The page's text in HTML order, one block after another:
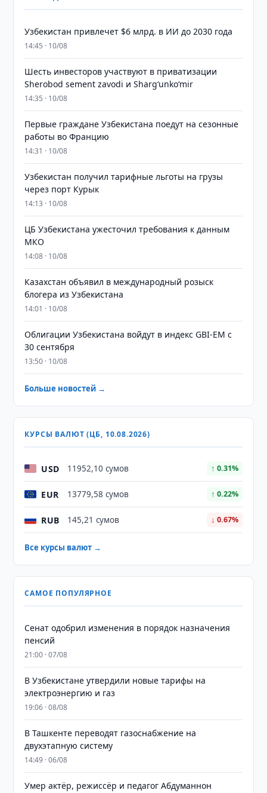
Узбекистан привлечет $6 млрд. в ИИ до 2030 года
14:45 · 10/08
Шесть инвесторов участвуют в приватизации
Sherobod sement zavodi и Shargʻunkoʻmir
14:35 · 10/08
Первые граждане Узбекистана поедут на сезонные
работы во Францию
14:31 · 10/08
Узбекистан получил тарифные льготы на грузы
через порт Курык
14:13 · 10/08
ЦБ Узбекистана ужесточил требования к данным
МКО
14:08 · 10/08
Казахстан объявил в международный розыск
блогера из Узбекистана
14:01 · 10/08
Облигации Узбекистана войдут в индекс GBI-EM с
30 сентября
13:50 · 10/08
Больше новостей →
КУРСЫ ВАЛЮТ (ЦБ, 10.08.2026)
USD 11952,10 сумов ↑ 0.31%
EUR 13779,58 сумов ↑ 0.22%
RUB 145,21 сумов ↓ 0.67%
Все курсы валют →
САМОЕ ПОПУЛЯРНОЕ
Сенат одобрил изменения в порядок назначения
пенсий
21:00 · 07/08
В Узбекистане утвердили новые тарифы на
электроэнергию и газ
19:06 · 08/08
В Ташкенте переводят газоснабжение на
двухэтапную систему
14:49 · 06/08
Умер актёр, режиссёр и педагог Абдуманнон